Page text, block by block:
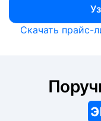
Скачать прайс-